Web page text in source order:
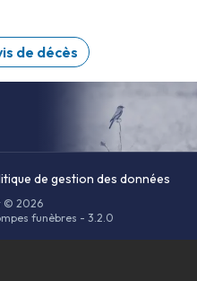
de décès
de gestion des données
© 2026
funèbres - 3.2.0